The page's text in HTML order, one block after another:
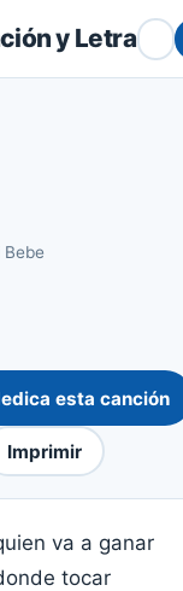
y Letra
Bebe
esta canción
Imprimir
va a ganar
tocar